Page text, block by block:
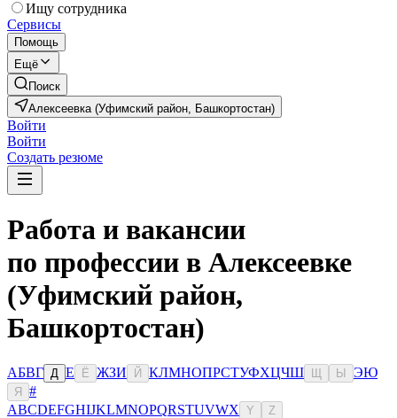
Ищу сотрудника
Сервисы
Помощь
Ещё
Поиск
Алексеевка (Уфимский район, Башкортостан)
Войти
Войти
Создать резюме
Работа и вакансии
по профессии в Алексеевке
(Уфимский район,
Башкортостан)
АБВГ Д Е Ё ЖЗИ Й КЛМНОПРСТУФХЦЧШ Ы ЭЮ
Я
#
ABCDEFGHIJKLMNOPQRSTUVWX Y Z